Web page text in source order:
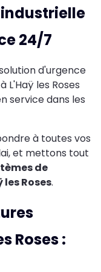
24/7
d'urgence
L'Haÿ les Roses
service dans les
à toutes vos
et mettons tout
de
Roses.
Roses :